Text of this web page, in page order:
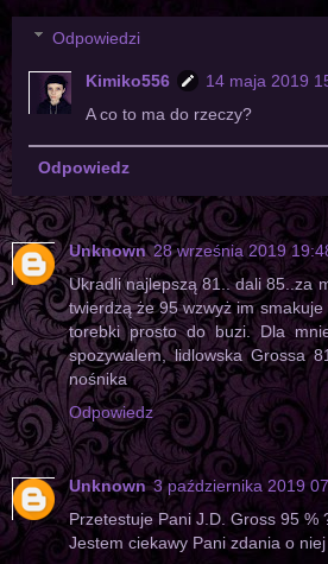
Odpowiedzi
Kimiko556
14 maja 2019
A co to ma do rzeczy?
Odpowiedz
Unknown 28 września 2019
Ukradli najlepszą 81.. dali 85..za
twierdzą że 95 wzwyż im
torebki prosto do buzi. Dla
spozywalem, lidlowska Grossa
nośnika
Odpowiedz
Unknown 3 października 2019
Przetestuje Pani J.D. Gross 95 %
Jestem ciekawy Pani zdania o niej